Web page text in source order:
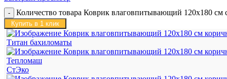
Количество товара Коврик влаговпитывающий 120х180
Купить в 1 клик
Титан бахиломаты
Тепломаш
СтЭко